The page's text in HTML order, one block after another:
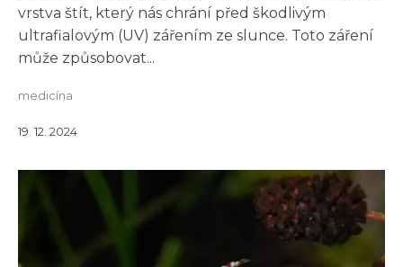
vrstva štít, který nás chrání před škodlivým
ultrafialovým (UV) zářením ze slunce. Toto záření
může způsobovat...
medicína
19. 12. 2024